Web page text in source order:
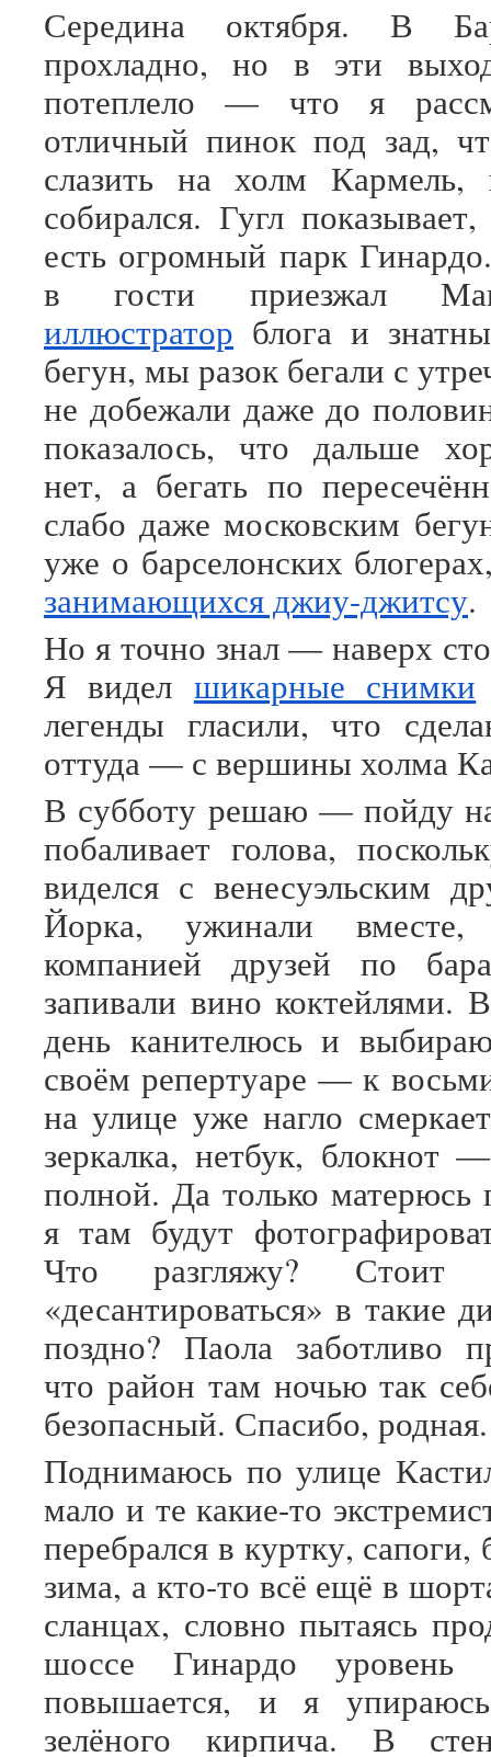
Середина октября. В
прохладно, но в эти
потеплело — что я
отличный пинок под зад,
слазить на холм Кармель,
собирался. Гугл
есть огромный парк
в гости приезжал
иллюстратор блога и
бегун, мы разок бегали с
не добежали даже до
показалось, что дальше
нет, а бегать по
слабо даже московским
уже о барселонских
занимающихся джиу-джитсу.
Но я точно знал — наверх
Я видел шикарные снимки
легенды гласили, что
оттуда — с вершины холма
В субботу решаю — пойду
побаливает голова,
виделся с венесуэльским
Йорка, ужинали
компанией друзей по
запивали вино коктейлями.
день канителюсь и
своём репертуаре — к
на улице уже нагло
зеркалка, нетбук, блокнот
полной. Да только матерюсь
я там будут
Что разгляжу?
«десантироваться» в такие
поздно? Паола заботливо
что район там ночью так
безопасный. Спасибо, родная.
Поднимаюсь по улице
мало и те какие-то
перебрался в куртку, сапоги,
зима, а кто-то всё ещё в
сланцах, словно пытаясь
шоссе Гинардо уровень
повышается, и я
зелёного кирпича. В